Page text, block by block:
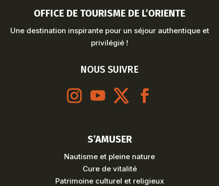
OFFICE DE TOURISME DE L’ORIENTE
Une destination inspirante pour un séjour authentique et
privilégié !
NOUS SUIVRE
S’AMUSER
Nautisme et pleine nature
Cure de vitalité
Patrimoine culturel et religieux